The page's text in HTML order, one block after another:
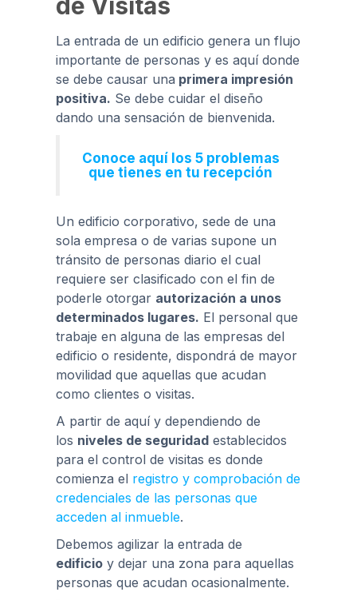
de Visitas
La entrada de un edificio genera un flujo
importante de personas y es aquí donde
se debe causar una primera impresión
positiva. Se debe cuidar el diseño
dando una sensación de bienvenida.
Conoce aquí los 5 problemas
que tienes en tu recepción
Un edificio corporativo, sede de una
sola empresa o de varias supone un
tránsito de personas diario el cual
requiere ser clasificado con el fin de
poderle otorgar autorización a unos
determinados lugares. El personal que
trabaje en alguna de las empresas del
edificio o residente, dispondrá de mayor
movilidad que aquellas que acudan
como clientes o visitas.
A partir de aquí y dependiendo de
los niveles de seguridad establecidos
para el control de visitas es donde
comienza el registro y comprobación de
credenciales de las personas que
acceden al inmueble.
Debemos agilizar la entrada de
edificio y dejar una zona para aquellas
personas que acudan ocasionalmente.